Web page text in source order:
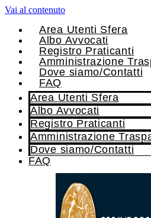
Vai al contenuto
Area Utenti Sfera
Albo Avvocati
Registro Praticanti
Amministrazione
Dove siamo/Contatti
FAQ
Area Utenti Sfera
Albo Avvocati
Registro Praticanti
Amministrazione
Dove siamo/Contatti
FAQ